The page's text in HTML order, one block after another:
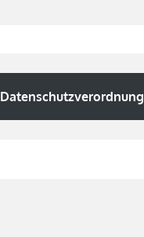
Datenschutzverordnung